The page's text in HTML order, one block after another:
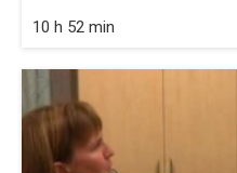
10 h 52 min